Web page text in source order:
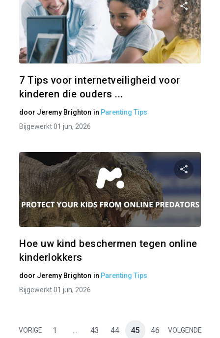
7 Tips voor internetveiligheid voor
kinderen die ouders ...
door Jeremy Brighton in Parenting Tips
Bijgewerkt 01 jun, 2026
Hoe uw kind beschermen tegen online
kinderlokkers
door Jeremy Brighton in Parenting Tips
Bijgewerkt 01 jun, 2026
VORIGE 1 ... 43 44 45 46 VOLGENDE